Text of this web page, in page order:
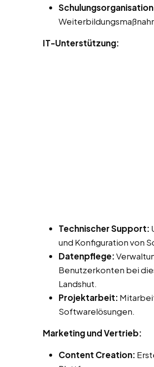
IT-Unterstützung:
Technischer Support:
und Konfiguration von
Datenpflege:
Benutzerkonten bei
Landshut.
Projektarbeit:
Softwarelösungen.
Marketing und Vertrieb:
Content Creation: